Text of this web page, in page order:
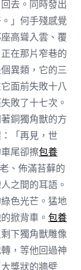
去。同時發出
」何手殘感覺
高聳入雲、覆
在那片窄巷的
異類，它的三
面前失敗十八
敗了十七次。
銅獨角獸的方
「再見，世
尾卻擦包養
、佈滿苔蘚的
之間的耳語。
色光芒。猛地
掀背車。 包養
下獨角獸雕像
，等他回過神
獎狀的牆壁